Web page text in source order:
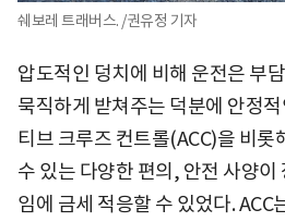
쉐보레 트래버스. /권유정 기자
압도적인 덩치에 비해 운전은 부
묵직하게 받쳐주는 덕분에 안정
티브 크루즈 컨트롤(ACC)을 비롯
수 있는 다양한 편의, 안전 사양이
임에 금세 적응할 수 있었다. ACC